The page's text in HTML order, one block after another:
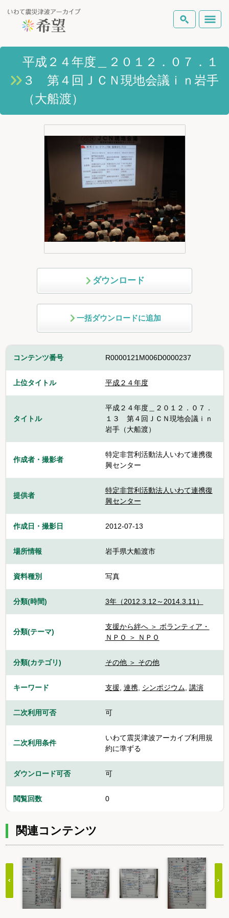
いわて震災津波アーカイブとは
岩手県の被害状況
ピックアップコンテンツ
Foreign Laguage
検索
テーマから探す
平成２４年度＿２０１２．０７．１
３ 第４回ＪＣＮ現地会議ｉｎ岩手
（大船渡）
ダウンロード
一括ダウンロードに追加
コンテンツ番号 R0000121M006D0000237
上位タイトル 平成２４年度
タイトル
平成２４年度＿２０１２．０７．
１３ 第４回ＪＣＮ現地会議ｉｎ
岩手（大船渡）
作成者・撮影者
特定非営利活動法人いわて連携復
興センター
提供者
特定非営利活動法人いわて連携復
興センター
作成日・撮影日 2012-07-13
場所情報 岩手県大船渡市
資料種別 写真
分類(時間) 3年（2012.3.12～2014.3.11）
分類(テーマ)
支援から絆へ ＞ ボランティア・
ＮＰＯ ＞ ＮＰＯ
分類(カテゴリ) その他 ＞ その他
キーワード 支援, 連携, シンポジウム, 講演
二次利用可否 可
二次利用条件
いわて震災津波アーカイブ利用規
約に準ずる
ダウンロード可否 可
閲覧回数 0
関連コンテンツ